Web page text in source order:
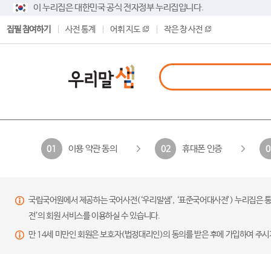
이 누리집은 대한민국 공식 전자정부 누리집입니다.
집필 참여하기 사전 통계 어휘 지도 작은 창 사전
01 이용 약관 동의 02 휴대폰 인증
국립국어원에서 제공하는 국어사전(‘우리말샘’, ‘표준국어대사전’) 누리집
전’의 회원 서비스를 이용하실 수 있습니다.
만 14세 미만인 회원은 보호자(법정대리인)의 동의를 받은 후에 가입하여 주